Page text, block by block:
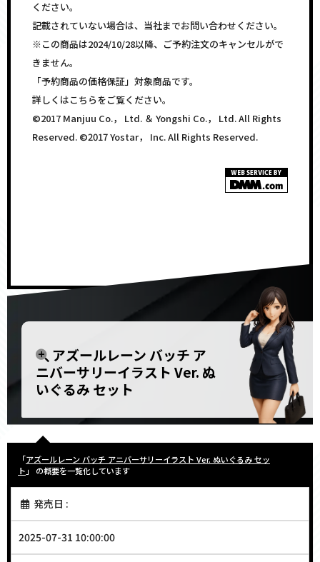
ください。
記載されていない場合は、当社までお問い合わせください。
※この商品は2024/10/28以降、ご予約注文のキャンセルがで
きません。
「予約商品の価格保証」対象商品です。
詳しくはこちらをご覧ください。
©2017 Manjuu Co.， Ltd. ＆ Yongshi Co.， Ltd. All Rights
Reserved. ©2017 Yostar， Inc. All Rights Reserved.
アズールレーン バッチ ア
ニバーサリーイラスト Ver. ぬ
いぐるみ セット
「アズールレーン バッチ アニバーサリーイラスト Ver. ぬいぐるみ セッ
ト 」 の概要を一覧化しています
発売日 :
2025-07-31 10:00:00